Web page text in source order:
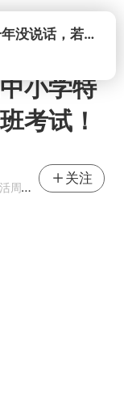
打开牺牲两个战士，中国忍了一年没说话，若菲律宾死了人，他会开战吗
小学特
考试！
网易号
关注